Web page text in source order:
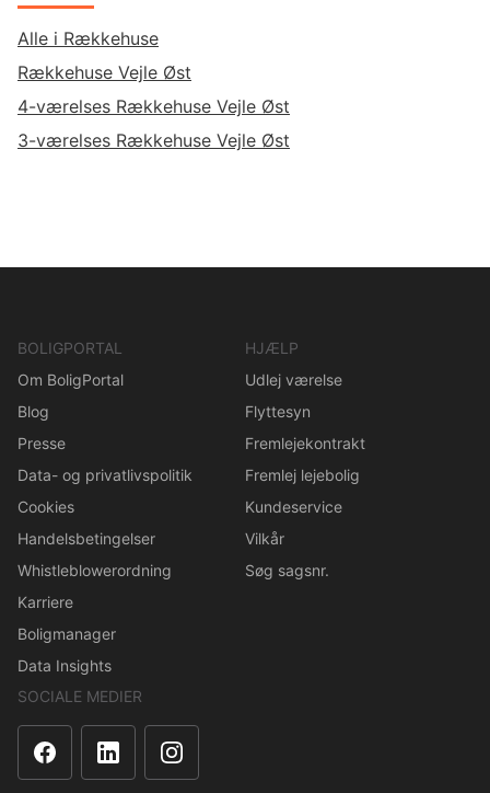
Alle i Rækkehuse
Rækkehuse Vejle Øst
4-værelses Rækkehuse Vejle Øst
3-værelses Rækkehuse Vejle Øst
BOLIGPORTAL
Om BoligPortal
Blog
Presse
Data- og privatlivspolitik
Cookies
Handelsbetingelser
Whistleblowerordning
Karriere
Boligmanager
Data Insights
HJÆLP
Udlej værelse
Flyttesyn
Fremlejekontrakt
Fremlej lejebolig
Kundeservice
Vilkår
Søg sagsnr.
SOCIALE MEDIER